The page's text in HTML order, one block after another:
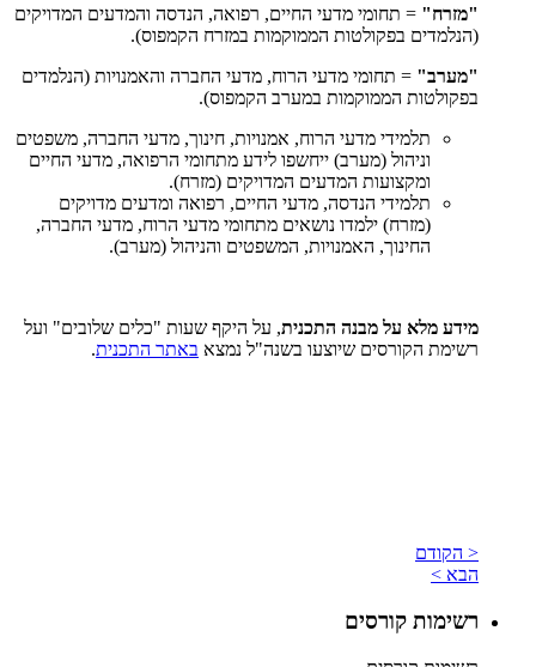
"מזרח" = תחומי מדעי החיים, רפואה, הנדסה והמדעים המדויקים
(הנלמדים בפקולטות הממוקמות במזרח הקמפוס).
"מערב" = תחומי מדעי הרוח, מדעי החברה והאמנויות (הנלמדים
בפקולטות הממוקמות במערב הקמפוס).
תלמידי מדעי הרוח, אמנויות, חינוך, מדעי החברה, משפטים
וניהול (מערב) ייחשפו לידע מתחומי הרפואה, מדעי החיים
ומקצועות המדעים המדויקים (מזרח).
תלמידי הנדסה, מדעי החיים, רפואה ומדעים מדויקים
(מזרח) ילמדו נושאים מתחומי מדעי הרוח, מדעי החברה,
החינוך, האמנויות, המשפטים והניהול (מערב).
מידע מלא על מבנה התכנית, על היקף שעות "כלים שלובים" ועל
רשימת הקורסים שיוצעו בשנה"ל נמצא באתר התכנית.
< הקודם
הבא >
רשימות קורסים